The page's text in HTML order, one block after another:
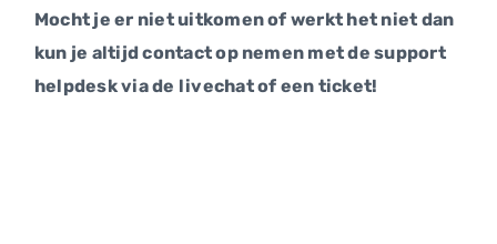
Mocht je er niet uitkomen of werkt het niet dan
kun je altijd contact op nemen met de support
helpdesk via de livechat of een ticket!